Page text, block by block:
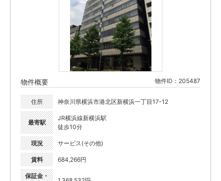
物件概要 物件ID：205487
住所 神奈川県横浜市港北区新横浜一丁目17-12
最寄駅
JR横浜線新横浜駅
徒歩10分
現況 サービス(その他)
賃料 684,266円
保証金・